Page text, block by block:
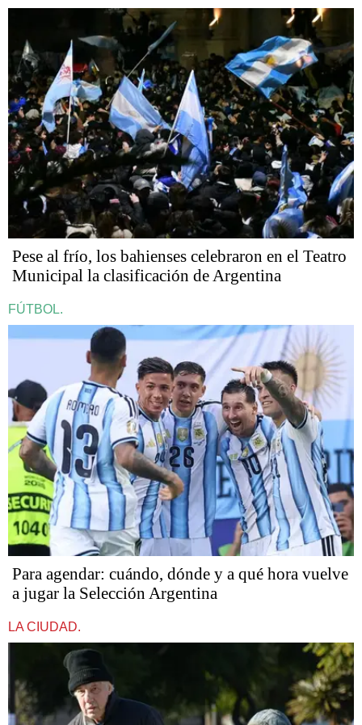
Pese al frío, los bahienses celebraron en el Teatro
Municipal la clasificación de Argentina
FÚTBOL.
Para agendar: cuándo, dónde y a qué hora vuelve
a jugar la Selección Argentina
LA CIUDAD.